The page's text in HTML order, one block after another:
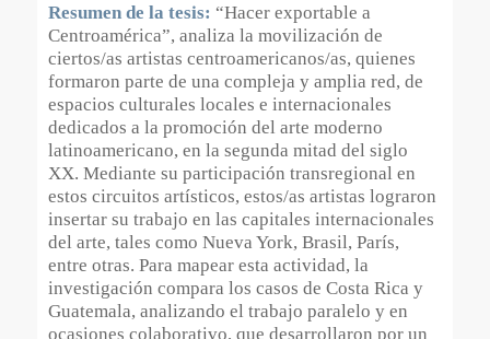
Resumen de la tesis: “Hacer exportable a
Centroamérica”, analiza la movilización de
ciertos/as artistas centroamericanos/as, quienes
formaron parte de una compleja y amplia red, de
espacios culturales locales e internacionales
dedicados a la promoción del arte moderno
latinoamericano, en la segunda mitad del siglo
XX. Mediante su participación transregional en
estos circuitos artísticos, estos/as artistas lograron
insertar su trabajo en las capitales internacionales
del arte, tales como Nueva York, Brasil, París,
entre otras. Para mapear esta actividad, la
investigación compara los casos de Costa Rica y
Guatemala, analizando el trabajo paralelo y en
ocasiones colaborativo, que desarrollaron por un